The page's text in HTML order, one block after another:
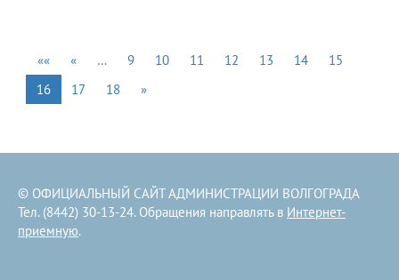
«« « … 9 10 11 12 13 14
15
16
17 18 »
© ОФИЦИАЛЬНЫЙ САЙТ АДМИНИСТРАЦИИ ВОЛГОГРАДА
Тел. (8442) 30-13-24. Обращения направлять в Интернет-
приемную.